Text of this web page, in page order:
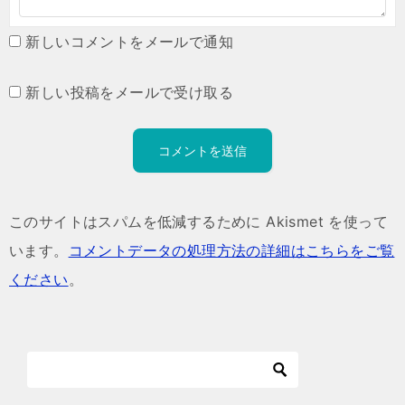
新しいコメントをメールで通知
新しい投稿をメールで受け取る
このサイトはスパムを低減するために Akismet を使って
います。
コメントデータの処理方法の詳細はこちらをご覧
ください。